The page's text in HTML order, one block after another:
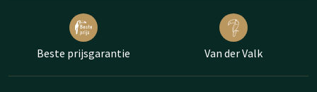
Beste prijsgarantie Van der Valk